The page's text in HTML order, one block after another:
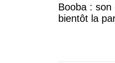
Booba :
bientôt la